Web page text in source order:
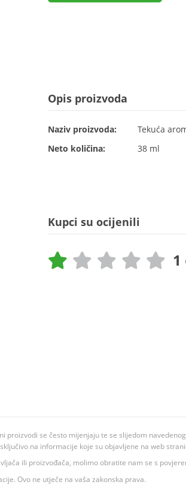
Opis proizvoda
Naziv proizvoda:
Tekuća
Neto količina:
38 ml
Kupci su ocijenili
1
se često mijenjaju te se slijedom
na informacije koje su objavljene na web
ili proizvođača, molimo obratite nam se s
Ovo ne utječe na vaša zakonska prava.